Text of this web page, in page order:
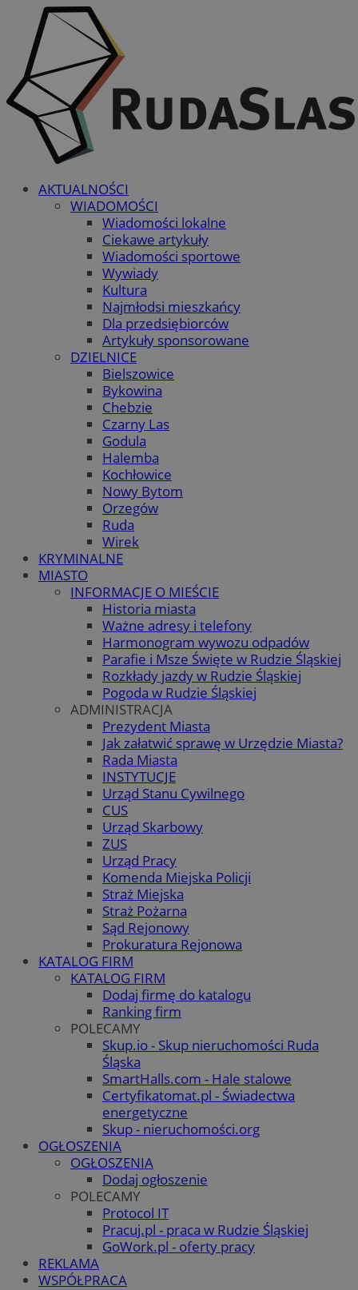
AKTUALNOŚCI
WIADOMOŚCI
Wiadomości lokalne
Ciekawe artykuły
Wiadomości sportowe
Wywiady
Kultura
Najmłodsi mieszkańcy
Dla przedsiębiorców
Artykuły sponsorowane
DZIELNICE
Bielszowice
Bykowina
Chebzie
Czarny Las
Godula
Halemba
Kochłowice
Nowy Bytom
Orzegów
Ruda
Wirek
KRYMINALNE
MIASTO
INFORMACJE O MIEŚCIE
Historia miasta
Ważne adresy i telefony
Harmonogram wywozu odpadów
Parafie i Msze Święte w Rudzie Śląskiej
Rozkłady jazdy w Rudzie Śląskiej
Pogoda w Rudzie Śląskiej
ADMINISTRACJA
Prezydent Miasta
Jak załatwić sprawę w Urzędzie Miasta?
Rada Miasta
INSTYTUCJE
Urząd Stanu Cywilnego
CUS
Urząd Skarbowy
ZUS
Urząd Pracy
Komenda Miejska Policji
Straż Miejska
Straż Pożarna
Sąd Rejonowy
Prokuratura Rejonowa
KATALOG FIRM
KATALOG FIRM
Dodaj firmę do katalogu
Ranking firm
POLECAMY
Skup.io - Skup nieruchomości Ruda
Śląska
SmartHalls.com - Hale stalowe
Certyfikatomat.pl - Świadectwa
energetyczne
Skup - nieruchomości.org
OGŁOSZENIA
OGŁOSZENIA
Dodaj ogłoszenie
POLECAMY
Protocol IT
Pracuj.pl - praca w Rudzie Śląskiej
GoWork.pl - oferty pracy
REKLAMA
WSPÓŁPRACA